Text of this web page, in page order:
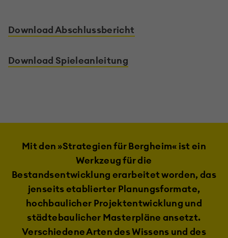
Download Abschlussbericht
Download Spieleanleitung
Mit den »Strategien für Bergheim« ist ein
Werkzeug für die
Bestandsentwicklung erarbeitet worden, das
jenseits etablierter Planungsformate,
hochbaulicher Projektentwicklung und
städtebaulicher Masterpläne ansetzt.
Verschiedene Arten des Wissens und des